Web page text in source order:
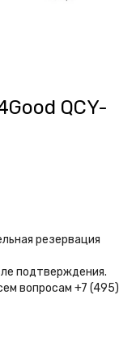
QCY-
резервация
подтверждения.
вопросам +7 (495)